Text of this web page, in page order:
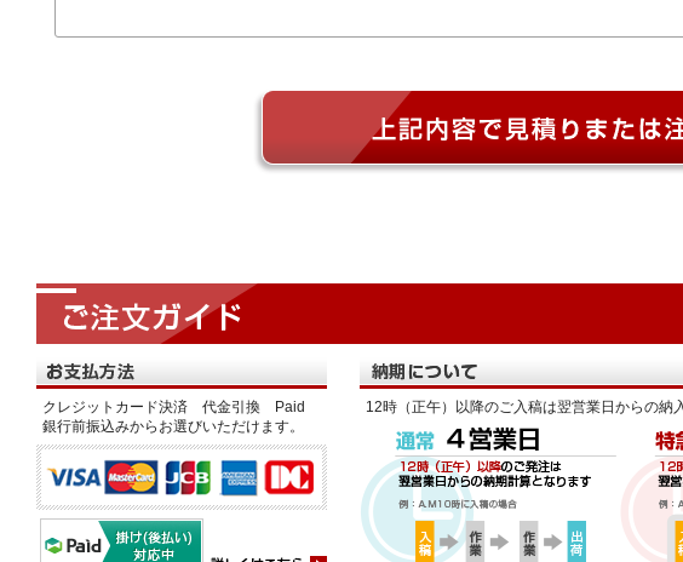
クレジットカード決済 代金引換 Paid
銀行前振込みからお選びいただけます。
12時（正午）以降のご入稿は翌営業日からの納